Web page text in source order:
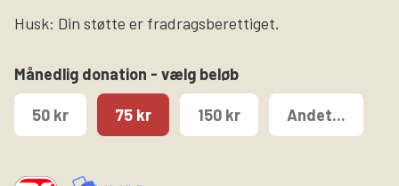
Husk: Din støtte er fradragsberettiget.
Månedlig donation - vælg beløb
50 kr 75 kr 150 kr Andet...